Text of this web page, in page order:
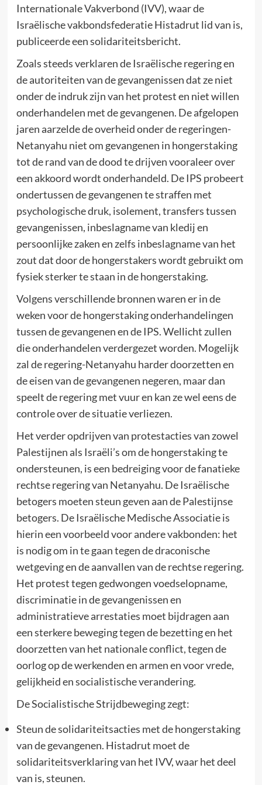
Internationale Vakverbond (IVV), waar de
Israëlische vakbondsfederatie Histadrut lid van is,
publiceerde een solidariteitsbericht.
Zoals steeds verklaren de Israëlische regering en
de autoriteiten van de gevangenissen dat ze niet
onder de indruk zijn van het protest en niet willen
onderhandelen met de gevangenen. De afgelopen
jaren aarzelde de overheid onder de regeringen-
Netanyahu niet om gevangenen in hongerstaking
tot de rand van de dood te drijven vooraleer over
een akkoord wordt onderhandeld. De IPS probeert
ondertussen de gevangenen te straffen met
psychologische druk, isolement, transfers tussen
gevangenissen, inbeslagname van kledij en
persoonlijke zaken en zelfs inbeslagname van het
zout dat door de hongerstakers wordt gebruikt om
fysiek sterker te staan in de hongerstaking.
Volgens verschillende bronnen waren er in de
weken voor de hongerstaking onderhandelingen
tussen de gevangenen en de IPS. Wellicht zullen
die onderhandelen verdergezet worden. Mogelijk
zal de regering-Netanyahu harder doorzetten en
de eisen van de gevangenen negeren, maar dan
speelt de regering met vuur en kan ze wel eens de
controle over de situatie verliezen.
Het verder opdrijven van protestacties van zowel
Palestijnen als Israëli’s om de hongerstaking te
ondersteunen, is een bedreiging voor de fanatieke
rechtse regering van Netanyahu. De Israëlische
betogers moeten steun geven aan de Palestijnse
betogers. De Israëlische Medische Associatie is
hierin een voorbeeld voor andere vakbonden: het
is nodig om in te gaan tegen de draconische
wetgeving en de aanvallen van de rechtse regering.
Het protest tegen gedwongen voedselopname,
discriminatie in de gevangenissen en
administratieve arrestaties moet bijdragen aan
een sterkere beweging tegen de bezetting en het
doorzetten van het nationale conflict, tegen de
oorlog op de werkenden en armen en voor vrede,
gelijkheid en socialistische verandering.
De Socialistische Strijdbeweging zegt:
Steun de solidariteitsacties met de hongerstaking
van de gevangenen. Histadrut moet de
solidariteitsverklaring van het IVV, waar het deel
van is, steunen.